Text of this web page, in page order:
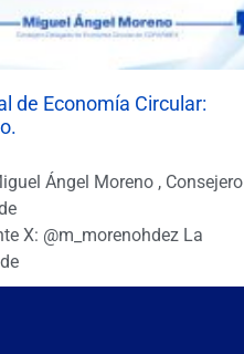
de Economía Circular:
Ángel Moreno , Consejero
X: @m_morenohdez La